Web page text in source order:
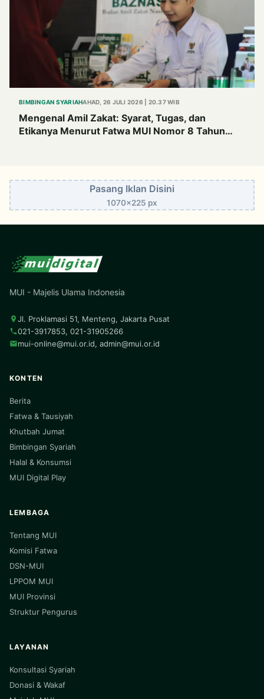
BIMBINGAN SYARIAHAHAD, 26 JULI 2026 | 20.37 WIB
Mengenal Amil Zakat: Syarat, Tugas, dan
Etikanya Menurut Fatwa MUI Nomor 8 Tahun
Pasang Iklan Disini
1070x225 px
MUI - Majelis Ulama Indonesia
Jl. Proklamasi 51, Menteng, Jakarta Pusat
021-3917853, 021-31905266
mui-online@mui.or.id, admin@mui.or.id
KONTEN
Berita
Fatwa & Tausiyah
Khutbah Jumat
Bimbingan Syariah
Halal & Konsumsi
MUI Digital Play
LEMBAGA
Tentang MUI
Komisi Fatwa
DSN-MUI
LPPOM MUI
MUI Provinsi
Struktur Pengurus
LAYANAN
Konsultasi Syariah
Donasi & Wakaf